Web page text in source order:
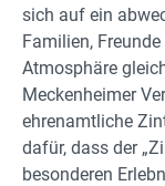
sich auf ein
Familien,
Atmosphäre
Meckenheimer
ehrenamtliche
dafür, dass der
besonderen